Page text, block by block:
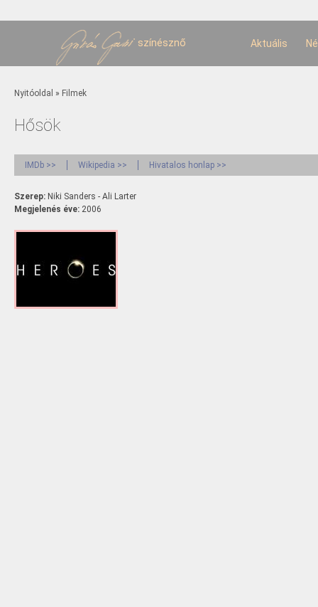
színésznő Aktuális
Jelenlegi hely
Nyitóoldal » Filmek
Hősök
IMDb >> Wikipedia >> Hivatalos honlap >>
Szerep: Niki Sanders - Ali Larter
Megjelenés éve: 2006